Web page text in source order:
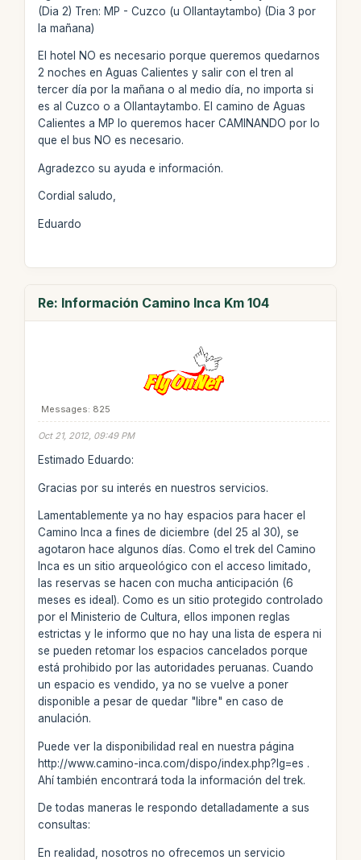
(Dia 2) Tren: MP - Cuzco (u Ollantaytambo) (Dia 3 por
la mañana)
El hotel NO es necesario porque queremos quedarnos
2 noches en Aguas Calientes y salir con el tren al
tercer día por la mañana o al medio día, no importa si
es al Cuzco o a Ollantaytambo. El camino de Aguas
Calientes a MP lo queremos hacer CAMINANDO por lo
que el bus NO es necesario.
Agradezco su ayuda e información.
Cordial saludo,
Eduardo
Re: Información Camino Inca Km 104
Messages: 825
Oct 21, 2012, 09:49 PM
Estimado Eduardo:
Gracias por su interés en nuestros servicios.
Lamentablemente ya no hay espacios para hacer el
Camino Inca a fines de diciembre (del 25 al 30), se
agotaron hace algunos días. Como el trek del Camino
Inca es un sitio arqueológico con el acceso limitado,
las reservas se hacen con mucha anticipación (6
meses es ideal). Como es un sitio protegido controlado
por el Ministerio de Cultura, ellos imponen reglas
estrictas y le informo que no hay una lista de espera ni
se pueden retomar los espacios cancelados porque
está prohibido por las autoridades peruanas. Cuando
un espacio es vendido, ya no se vuelve a poner
disponible a pesar de quedar "libre" en caso de
anulación.
Puede ver la disponibilidad real en nuestra página
http://www.camino-inca.com/dispo/index.php?lg=es .
Ahí también encontrará toda la información del trek.
De todas maneras le respondo detalladamente a sus
consultas:
En realidad, nosotros no ofrecemos un servicio